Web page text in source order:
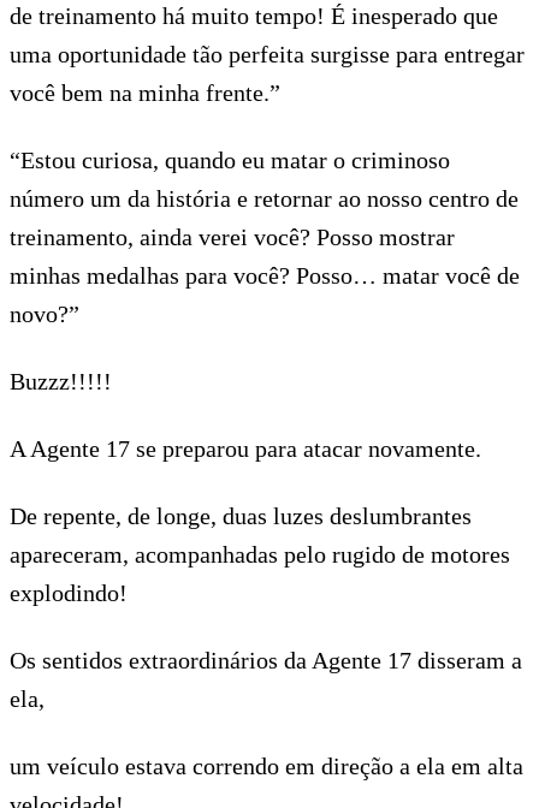
de treinamento há muito tempo! É inesperado que
uma oportunidade tão perfeita surgisse para entregar
você bem na minha frente.”
“Estou curiosa, quando eu matar o criminoso
número um da história e retornar ao nosso centro de
treinamento, ainda verei você? Posso mostrar
minhas medalhas para você? Posso… matar você de
novo?”
Buzzz!!!!!
A Agente 17 se preparou para atacar novamente.
De repente, de longe, duas luzes deslumbrantes
apareceram, acompanhadas pelo rugido de motores
explodindo!
Os sentidos extraordinários da Agente 17 disseram a
ela,
um veículo estava correndo em direção a ela em alta